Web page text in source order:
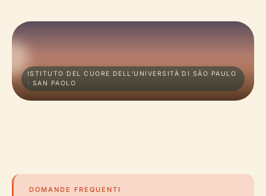
ISTITUTO DEL CUORE DELL'UNIVERSITÀ DI SÃO PAULO
· SAN PAOLO
DOMANDE FREQUENTI